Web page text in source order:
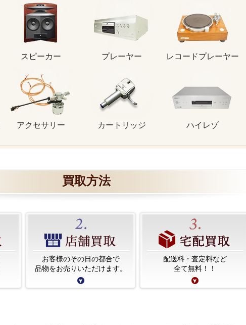
スピーカー プレーヤー レコードプレーヤー
アクセサリー カートリッジ ハイレゾ
買取方法
お客様のその日の都合で
品物をお売りいただけます。
配送料・査定料など
全て無料！！